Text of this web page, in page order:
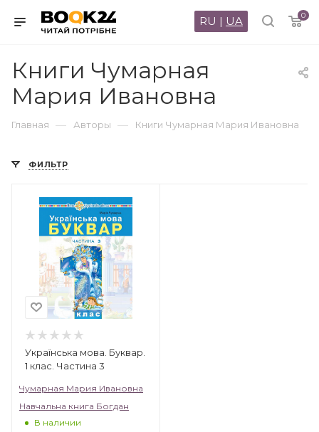
0
RU | UA
Книги Чумарная
Мария Ивановна
Главная — Авторы — Книги Чумарная Мария Ивановна
ФИЛЬТР
Українська мова. Буквар.
1 клас. Частина 3
Чумарная Мария Ивановна
Навчальна книга Богдан
В наличии